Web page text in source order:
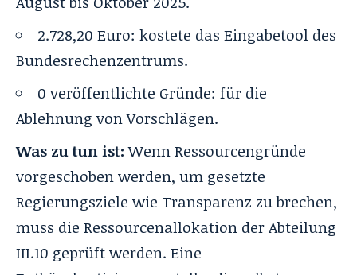
2.728,20 Euro: kostete das Eingabetool des
Bundesrechenzentrums.
0 veröffentlichte Gründe: für die
Ablehnung von Vorschlägen.
Was zu tun ist:Wenn Ressourcengründe
vorgeschoben werden, um gesetzte
Regierungsziele wie Transparenz zu brechen,
muss die Ressourcenallokation der Abteilung
III.10 geprüft werden. Eine